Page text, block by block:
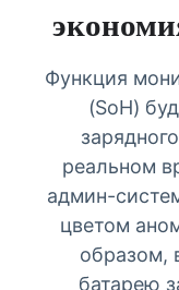
Функция
(SoH)
реальном
админ-
цветом
образом,
батарею